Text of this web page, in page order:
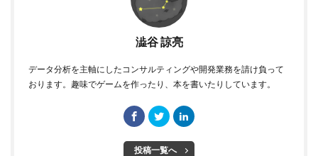
澁谷 諒亮
データ分析を主軸にしたコンサルティングや開発業務を請け負って
おります。趣味でゲームを作ったり、本を書いたりしています。
投稿一覧へ